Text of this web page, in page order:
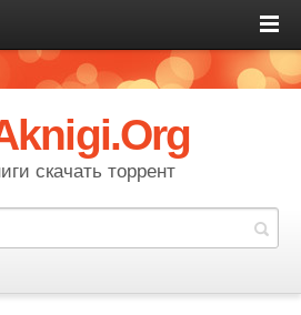
скачать торрент